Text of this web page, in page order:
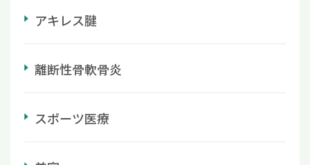
アキレス腱
離断性骨軟骨炎
スポーツ医療